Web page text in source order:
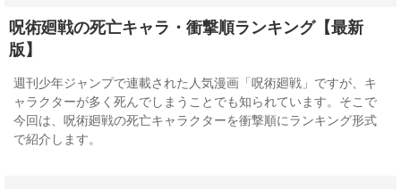
呪術廻戦の死亡キャラ・衝撃順ランキング【最新
版】
週刊少年ジャンプで連載された人気漫画「呪術廻戦」ですが、キ
ャラクターが多く死んでしまうことでも知られています。そこで
今回は、呪術廻戦の死亡キャラクターを衝撃順にランキング形式
で紹介します。